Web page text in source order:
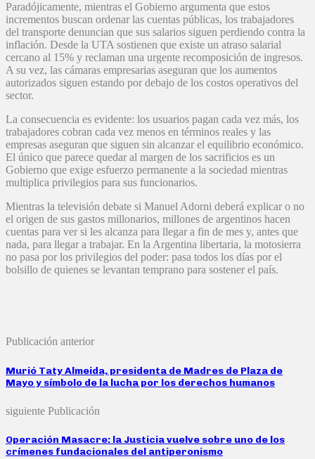
Paradójicamente, mientras el Gobierno argumenta que estos
incrementos buscan ordenar las cuentas públicas, los trabajadores
del transporte denuncian que sus salarios siguen perdiendo contra la
inflación. Desde la UTA sostienen que existe un atraso salarial
cercano al 15% y reclaman una urgente recomposición de ingresos.
A su vez, las cámaras empresarias aseguran que los aumentos
autorizados siguen estando por debajo de los costos operativos del
sector.
La consecuencia es evidente: los usuarios pagan cada vez más, los
trabajadores cobran cada vez menos en términos reales y las
empresas aseguran que siguen sin alcanzar el equilibrio económico.
El único que parece quedar al margen de los sacrificios es un
Gobierno que exige esfuerzo permanente a la sociedad mientras
multiplica privilegios para sus funcionarios.
Mientras la televisión debate si Manuel Adorni deberá explicar o no
el origen de sus gastos millonarios, millones de argentinos hacen
cuentas para ver si les alcanza para llegar a fin de mes y, antes que
nada, para llegar a trabajar. En la Argentina libertaria, la motosierra
no pasa por los privilegios del poder: pasa todos los días por el
bolsillo de quienes se levantan temprano para sostener el país.
Publicación anterior
Murió Taty Almeida, presidenta de Madres de Plaza de
Mayo y símbolo de la lucha por los derechos humanos
siguiente Publicación
Operación Masacre: la Justicia vuelve sobre uno de los
crímenes fundacionales del antiperonismo